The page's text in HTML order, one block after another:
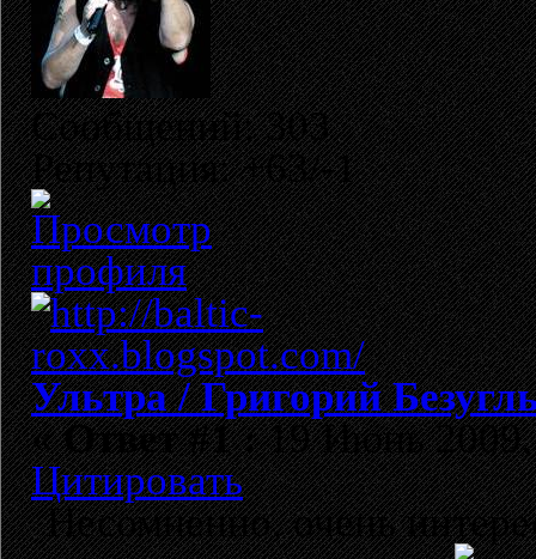
Сообщений: 303
Репутация: +63/-1
Ультра / Григорий
«Ответ #1 :19 Июнь 2009,
Цитировать
Несомненно, очень